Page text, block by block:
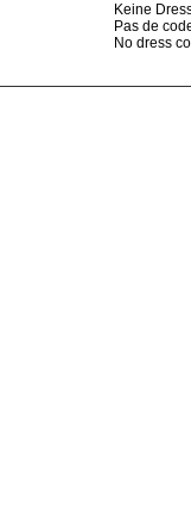
Keine
Pas de
No dress